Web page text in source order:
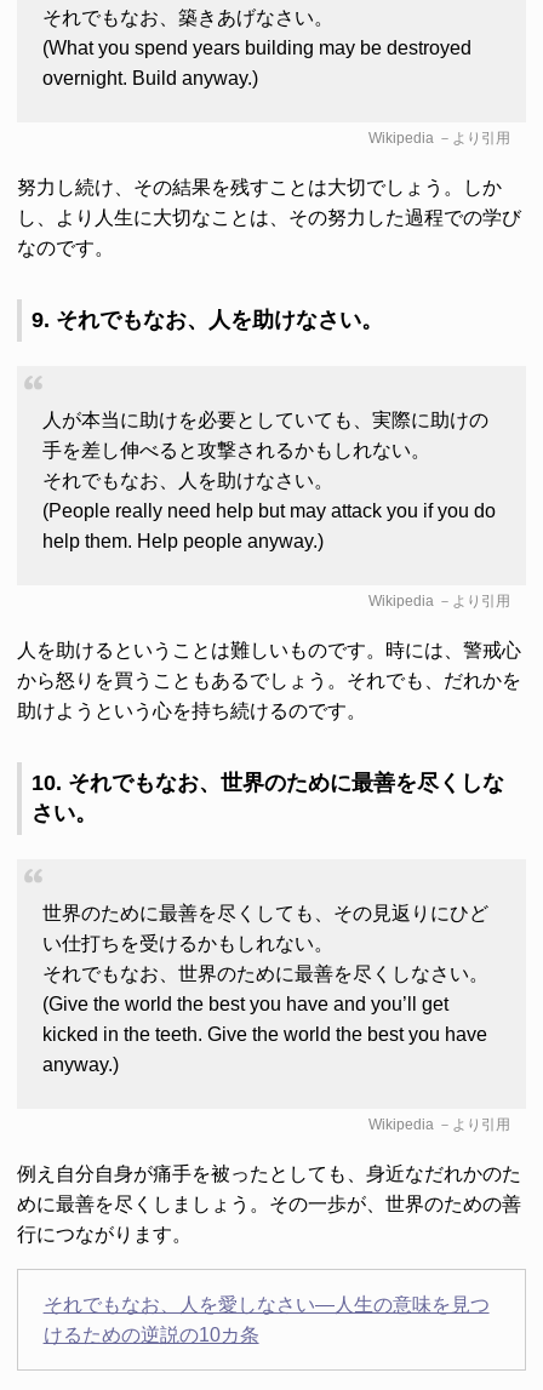
それでもなお、築きあげなさい。
(What you spend years building may be destroyed
overnight. Build anyway.)
Wikipedia－より引用
努力し続け、その結果を残すことは大切でしょう。しか
し、より人生に大切なことは、その努力した過程での学び
なのです。
9. それでもなお、人を助けなさい。
人が本当に助けを必要としていても、実際に助けの
手を差し伸べると攻撃されるかもしれない。
それでもなお、人を助けなさい。
(People really need help but may attack you if you do
help them. Help people anyway.)
Wikipedia－より引用
人を助けるということは難しいものです。時には、警戒心
から怒りを買うこともあるでしょう。それでも、だれかを
助けようという心を持ち続けるのです。
10. それでもなお、世界のために最善を尽くしな
さい。
世界のために最善を尽くしても、その見返りにひど
い仕打ちを受けるかもしれない。
それでもなお、世界のために最善を尽くしなさい。
(Give the world the best you have and you’ll get
kicked in the teeth. Give the world the best you have
anyway.)
Wikipedia－より引用
例え自分自身が痛手を被ったとしても、身近なだれかのた
めに最善を尽くしましょう。その一歩が、世界のための善
行につながります。
それでもなお、人を愛しなさい―人生の意味を見つ
けるための逆説の10カ条